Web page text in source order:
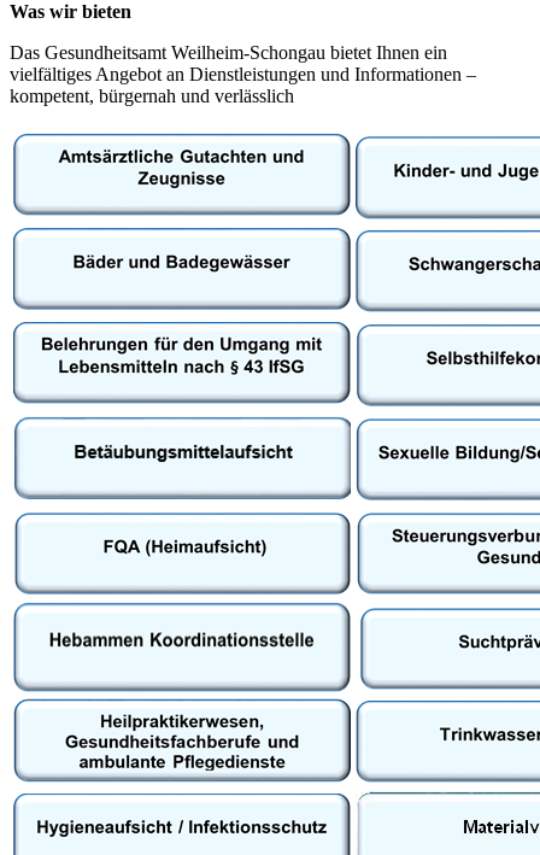
Was wir bieten
Das Gesundheitsamt Weilheim-Schongau bietet Ihnen ein
vielfältiges Angebot an Dienstleistungen und Informationen –
kompetent, bürgernah und verlässlich